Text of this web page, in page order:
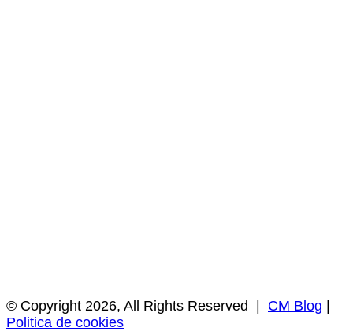
© Copyright 2026, All Rights Reserved | CM Blog |
Politica de cookies